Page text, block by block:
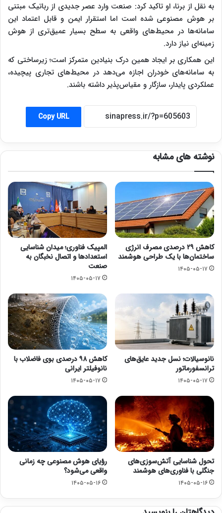
به نقل از برنا، او تاکید کرد: صنعت وارد عصر جدیدی از رباتیک مبتنی
بر هوش مصنوعی شده است اما استقرار ایمن و قابل اعتماد این
سامانه‌ها در محیط‌های واقعی به سطح بسیار عمیق‌تری از هوش
زمینه‌ای نیاز دارد.
این همکاری بر ایجاد همین درک بنیادین متمرکز است؛ زیرساختی که
به سامانه‌های خودران اجازه می‌دهد در محیط‌های تجاری پیچیده،
عملکردی پایدار، سازگار و مقیاس‌پذیر داشته باشند.
Copy URL
نوشته های مشابه
کاهش ۲۹ درصدی مصرف انرژی
ساختمان‌ها با یک طراحی هوشمند
۱۴۰۵-۰۵-۱۷
المپیک فناوری؛ میدان شناسایی
استعدادها و اتصال نخبگان به
صنعت
۱۴۰۵-۰۵-۱۷
نانوسیالات؛ نسل جدید عایق‌های
ترانسفورماتور
۱۴۰۵-۰۵-۱۷
کاهش ۹۸ درصدی بوی فاضلاب با
نانوفیلتر ایرانی
۱۴۰۵-۰۵-۱۷
تحول شناسایی آتش‌سوزی‌های
جنگلی با فناوری‌های هوشمند
۱۴۰۵-۰۵-۱۶
رؤیای هوش مصنوعی چه زمانی
واقعی می‌شود؟
۱۴۰۵-۰۵-۱۶